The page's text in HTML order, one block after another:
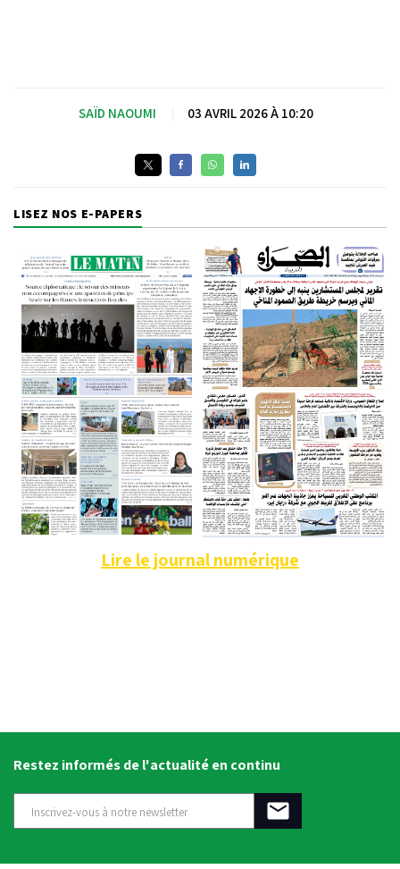
SAÏD NAOUMI 03 AVRIL 2026 À 10:20
LISEZ NOS E-PAPERS
Lire le journal numérique
Restez informés de l'actualité en continu